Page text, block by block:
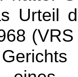
Urteil